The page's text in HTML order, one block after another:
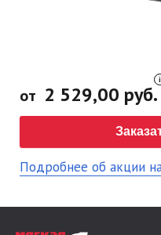
от 2 529,00 руб.
Подробнее об акции